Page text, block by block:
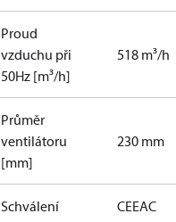
Proud
vzduchu při
50Hz [m³/h]
518 m³/h
Průměr
ventilátoru
[mm]
230 mm
Schválení CEEAC